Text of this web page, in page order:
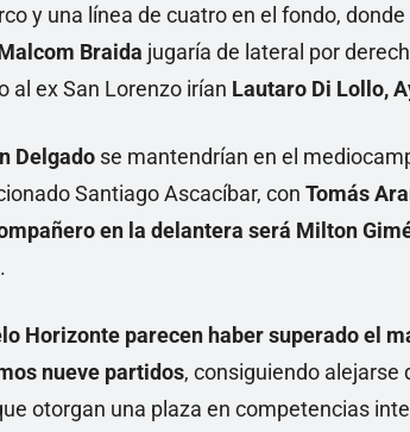
y una línea de cuatro en el fondo,
Braida jugaría de lateral por
al ex San Lorenzo irían Lautaro Di Lollo,
Delgado se mantendrían en el
Santiago Ascacíbar, con Tomás
en la delantera será Milton
Horizonte parecen haber superado el
nueve partidos, consiguiendo alejarse
otorgan una plaza en competencias